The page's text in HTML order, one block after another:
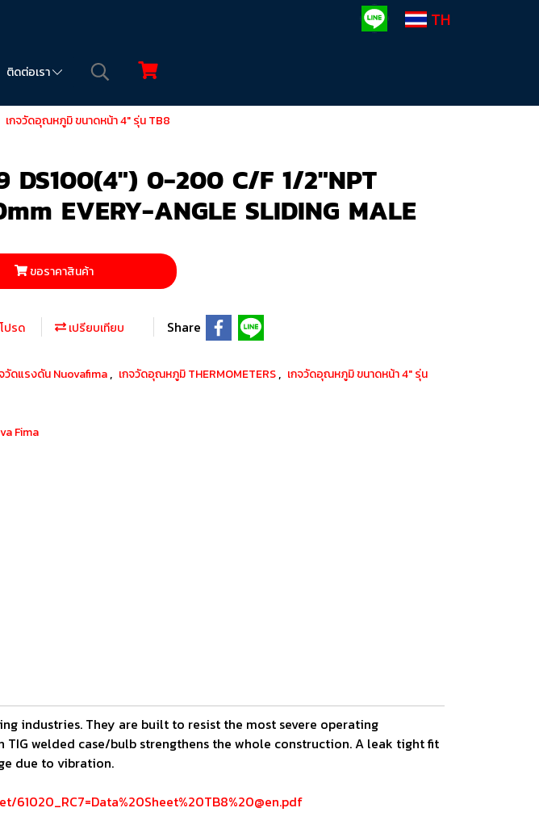
TH
ติดต่อเรา
เกจวัดอุณหภูมิ ขนาดหน้า 4" รุ่น TB8
DS100(4") 0-200 C/F 1/2"NPT
EVERY-ANGLE SLIDING MALE
ขอราคาสินค้า
ปรด เปรียบเทียบ Share
วัดแรงดัน Nuovafima, เกจวัดอุณหภูมิ THERMOMETERS, เกจวัดอุณหภูมิ ขนาดหน้า 4" รุ่น
Fima
industries. They are built to resist the most severe operating
welded case/bulb strengthens the whole construction. A leak tight fit
due to vibration.